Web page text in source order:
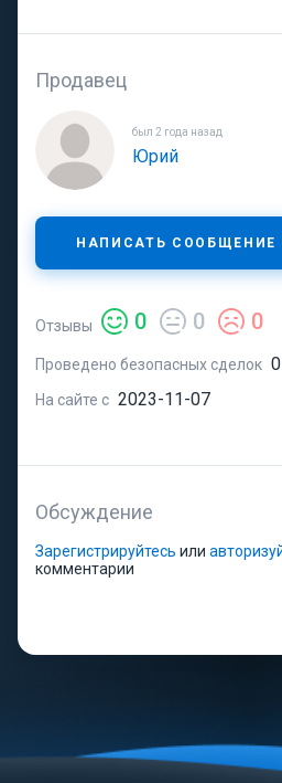
Продавец
был 2 года назад
Юрий
НАПИСАТЬ СООБЩЕНИЕ
Отзывы 0 0 0
Проведено безопасных сделок 0
На сайте с 2023-11-07
Обсуждение
Зарегистрируйтесь или
комментарии